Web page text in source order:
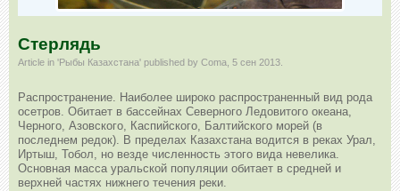
Стерлядь
Article in 'Рыбы Казахстана' published by Coma 5 сен 2013
Распространение. Наиболее широко распространенный вид рода
осетров. Обитает в бассейнах Северного Ледовитого океана,
Черного, Азовского, Каспийского, Балтийского морей (в
последнем редок). В пределах Казахстана водится в реках Урал,
Иртыш, Тобол, но везде численность этого вида невелика.
Основная масса уральской популяции обитает в средней и
верхней частях нижнего течения реки.